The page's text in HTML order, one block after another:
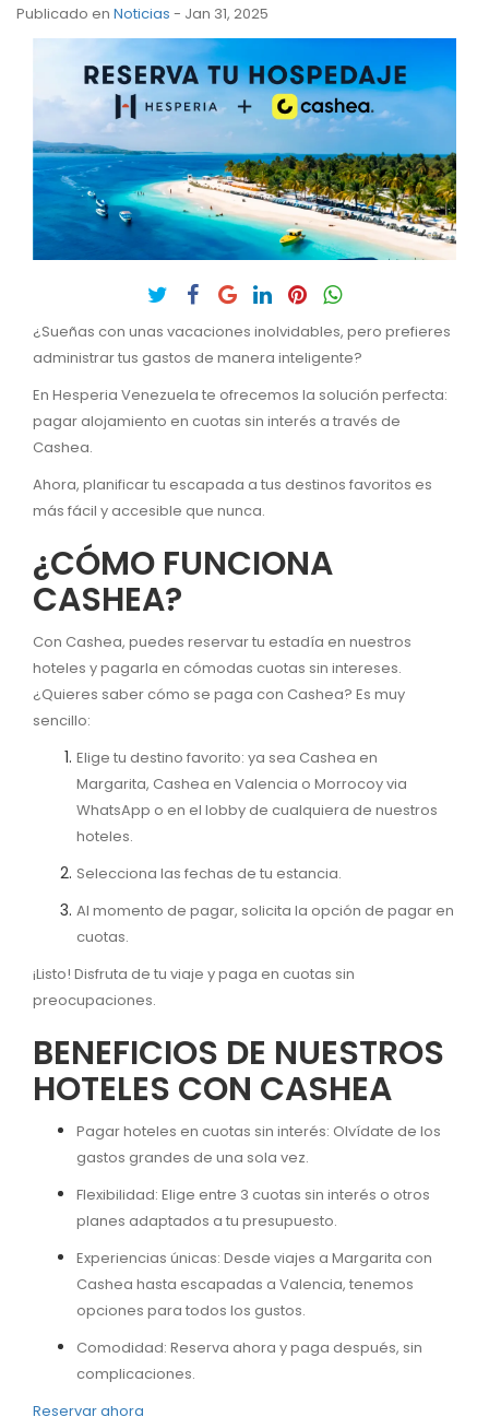
Publicado en Noticias - Jan 31, 2025
¿Sueñas con unas vacaciones inolvidables, pero prefieres
administrar tus gastos de manera inteligente?
En Hesperia Venezuela te ofrecemos la solución perfecta:
pagar alojamiento en cuotas sin interés a través de
Cashea.
Ahora, planificar tu escapada a tus destinos favoritos es
más fácil y accesible que nunca.
¿CÓMO FUNCIONA
CASHEA?
Con Cashea, puedes reservar tu estadía en nuestros
hoteles y pagarla en cómodas cuotas sin intereses.
¿Quieres saber cómo se paga con Cashea? Es muy
sencillo:
Elige tu destino favorito: ya sea Cashea en
Margarita, Cashea en Valencia o Morrocoy via
WhatsApp o en el lobby de cualquiera de nuestros
hoteles.
Selecciona las fechas de tu estancia.
Al momento de pagar, solicita la opción de pagar en
cuotas.
¡Listo! Disfruta de tu viaje y paga en cuotas sin
preocupaciones.
BENEFICIOS DE NUESTROS
HOTELES CON CASHEA
Pagar hoteles en cuotas sin interés: Olvídate de los
gastos grandes de una sola vez.
Flexibilidad: Elige entre 3 cuotas sin interés o otros
planes adaptados a tu presupuesto.
Experiencias únicas: Desde viajes a Margarita con
Cashea hasta escapadas a Valencia, tenemos
opciones para todos los gustos.
Comodidad: Reserva ahora y paga después, sin
complicaciones.
Reservar ahora